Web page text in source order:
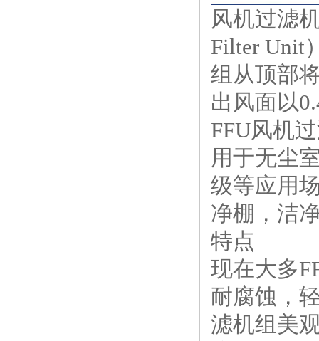
风机过滤
Filter Unit
组从顶部
出风面以
FFU风机
用于无尘
级等应用
净棚，洁
特点
现在大多
耐腐蚀，
滤机组美